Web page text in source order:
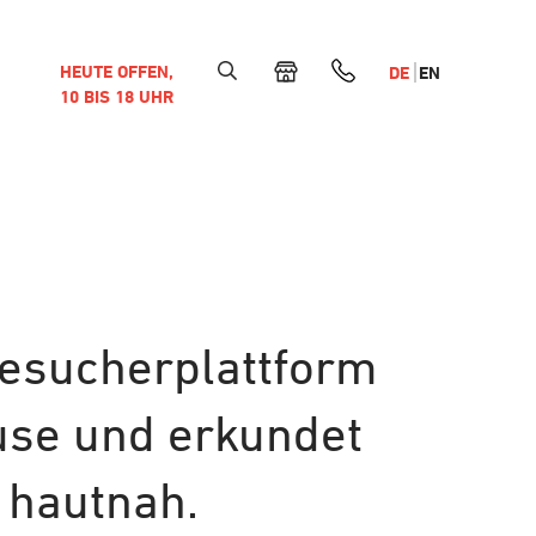
HEUTE OFFEN,
10 BIS 18 UHR
DE EN
und erkundet